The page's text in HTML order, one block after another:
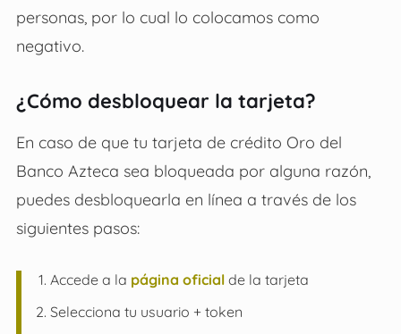
personas, por lo cual lo colocamos como
negativo.
¿Cómo desbloquear la tarjeta?
En caso de que tu tarjeta de crédito Oro del
Banco Azteca sea bloqueada por alguna razón,
puedes desbloquearla en línea a través de los
siguientes pasos:
Accede a la página oficialde la tarjeta
Selecciona tu usuario + token